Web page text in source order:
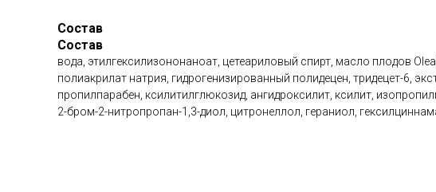
Состав
Состав
вода, этилгексилизононаноат, цетеариловый спирт, масло плодов
полиакрилат натрия, гидрогенизированный полидецен, тридецет-6,
пропилпарабен, ксилитилглюкозид, ангидроксилит, ксилит,
2-бром-2-нитропропан-1,3-диол, цитронеллол, гераниол,